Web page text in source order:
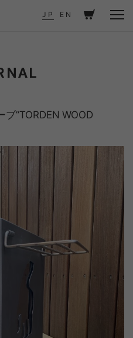
JP EN
ーブ”TORDEN WOOD BURNER SET=
”TORDEN WOOD